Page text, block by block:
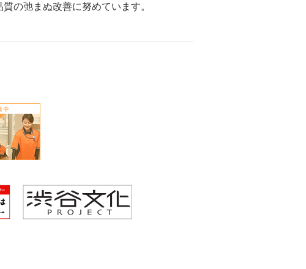
の弛まぬ改善に努めています。